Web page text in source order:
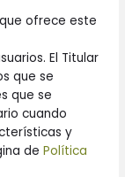
ofrece este
El Titular
que se
que se
cuando
y
dePolítica